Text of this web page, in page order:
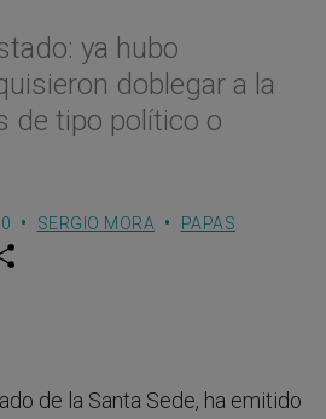
ya hubo
doblegar a la
de tipo político o
SERGIO MORA PAPAS
de la Santa Sede, ha emitido